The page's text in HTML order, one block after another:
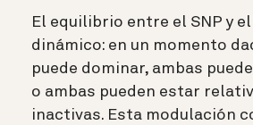
El equilibrio entre el SNP y el
dinámico: en un momento
puede dominar, ambas
o ambas pueden estar
inactivas. Esta modulación